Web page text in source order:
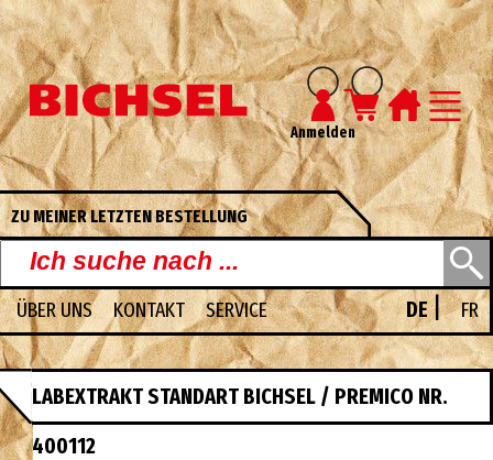
Anmelden
ZU MEINER LETZTEN BESTELLUNG
UNSERE PDF-KATALOGE
ÜBER UNS KONTAKT SERVICE DE| FR
LABEXTRAKT STANDART BICHSEL / PREMICO NR.
400112